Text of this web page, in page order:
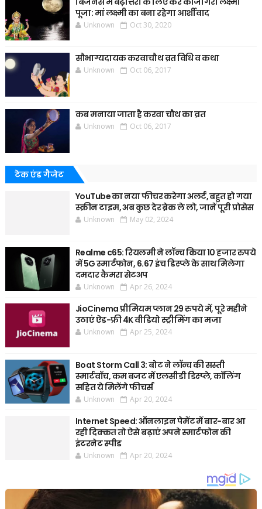
पूजा: मां लक्ष्मी का बना रहेगा आर्शीवाद
Unknown Oct 30, 2020
सौभाग्यदायक करवाचौथ व्रत विधि व कथा
Unknown Oct 06, 2017
कब मनाया जाता है करवा चौथ का व्रत
Unknown Oct 06, 2017
टेक एंड गैजेट
YouTube का नया फीचर करेगा अलर्ट, बहुत हो गया
स्क्रीन टाइम, अब कुछ देर ब्रेक ले लो, जानें पूरी प्रोसेस
Unknown May 02, 2024
Realme c65: रियलमी ने लॉन्च किया 10 हजार रुपये
में 5G स्मार्टफोन, 6.67 इंच डिस्प्ले के साथ मिलेगा
दमदार कैमरा सेटअप
Unknown Apr 26, 2024
JioCinema प्रीमियम प्लान 29 रुपये में, पूरे महीने
उठाएं ऐड-फ्री 4K वीडियो स्ट्रीमिंग का मजा
Unknown Apr 25, 2024
Boat Storm Call 3: बोट ने लॉन्च की सस्ती
स्मार्टवॉच, कम बजट में एलसीडी डिस्प्ले, कॉलिंग
सहित ये मिलेंगे फीचर्स
Unknown Apr 20, 2024
Internet Speed: ऑनलाइन पेमेंट में बार-बार आ
रही दिक्कत तो ऐसे बढ़ाएं अपने स्मार्टफोन की
इंटरनेट स्पीड
Unknown Apr 20, 2024